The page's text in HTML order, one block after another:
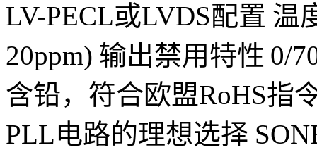
LV-PECL或LVDS配置 温
20ppm) 输出禁用特性 0/
含铅，符合欧盟RoHS指
PLL电路的理想选择